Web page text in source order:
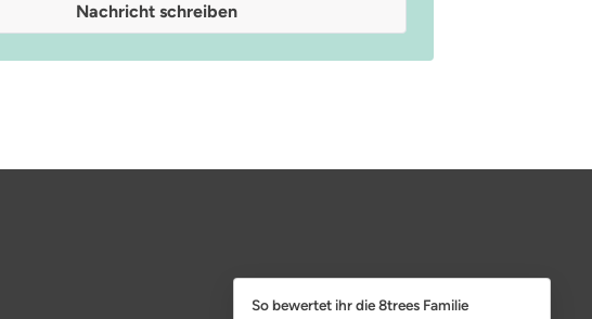
Nachricht schreiben
So bewertet ihr die 8trees Familie